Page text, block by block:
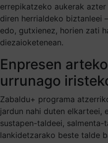
errepikatzeko aukerak
diren herrialdeko
edo, gutxienez, horien zati
diezaioketenean.
Enpresen
urrunago
Zabaldu+ programa
jardun nahi duten elkarteei,
sustapen-taldeei,
lankidetzarako beste talde